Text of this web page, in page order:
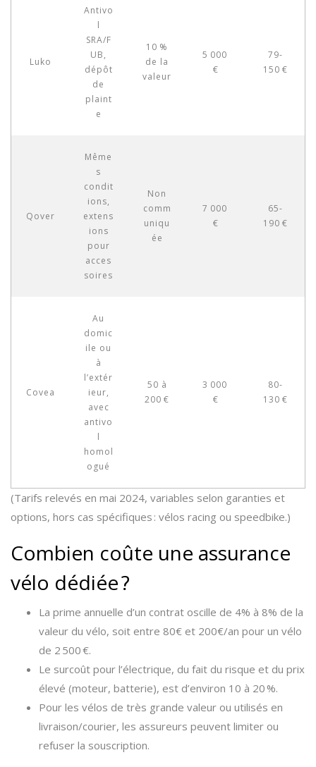
Luko
Antivo
l
SRA/F
UB,
dépôt
de
plaint
e
10 %
de la
valeur
5 000
€
79-
150 €
Qover
Même
s
condit
ions,
extens
ions
pour
acces
soires
Non
comm
uniqu
ée
7 000
€
65-
190 €
Covea
Au
domic
ile ou
à
l’extér
ieur,
avec
antivo
l
homol
ogué
50 à
200 €
3 000
€
80-
130 €
(Tarifs relevés en mai 2024, variables selon garanties et
options, hors cas spécifiques : vélos racing ou speedbike.)
Combien coûte une assurance
vélo dédiée ?
La prime annuelle d’un contrat oscille de 4% à 8% de la
valeur du vélo, soit entre 80€ et 200€/an pour un vélo
de 2 500 €.
Le surcoût pour l’électrique, du fait du risque et du prix
élevé (moteur, batterie), est d’environ 10 à 20 %.
Pour les vélos de très grande valeur ou utilisés en
livraison/courier, les assureurs peuvent limiter ou
refuser la souscription.